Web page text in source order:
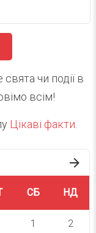
чи події в
всім!
Цікаві факти.
СБ НД
1 2